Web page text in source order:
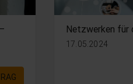
Netzwerken für
17.05.2024